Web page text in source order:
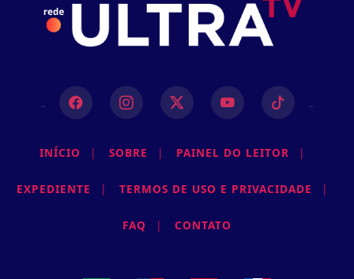
INÍCIO | SOBRE | PAINEL DO LEITOR |
EXPEDIENTE | TERMOS DE USO E PRIVACIDADE |
FAQ | CONTATO